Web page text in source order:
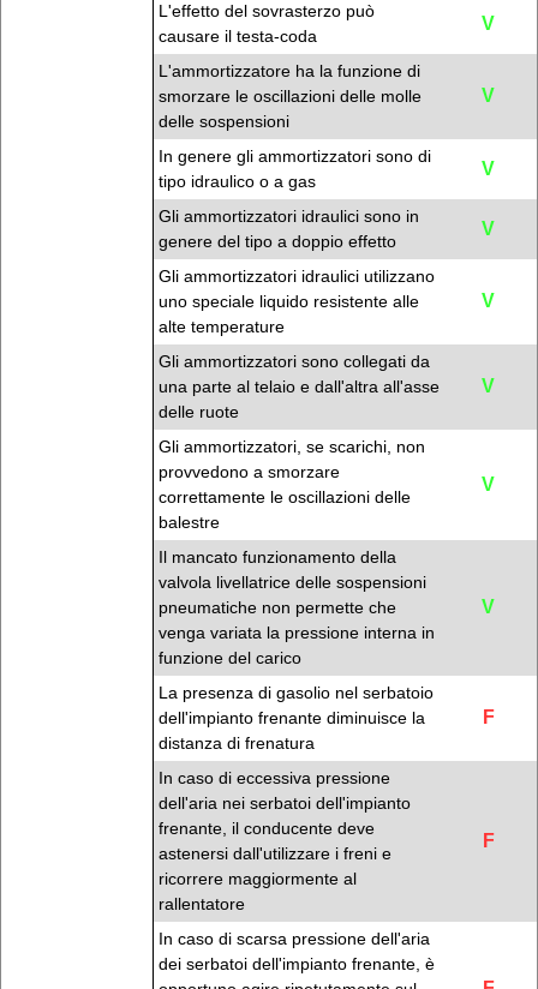
L'effetto del sovrasterzo può
causare il testa-coda
V
L'ammortizzatore ha la funzione di
smorzare le oscillazioni delle molle
delle sospensioni
V
In genere gli ammortizzatori sono di
tipo idraulico o a gas
V
Gli ammortizzatori idraulici sono in
genere del tipo a doppio effetto
V
Gli ammortizzatori idraulici utilizzano
uno speciale liquido resistente alle
alte temperature
V
Gli ammortizzatori sono collegati da
una parte al telaio e dall'altra all'asse
delle ruote
V
Gli ammortizzatori, se scarichi, non
provvedono a smorzare
correttamente le oscillazioni delle
balestre
V
Il mancato funzionamento della
valvola livellatrice delle sospensioni
pneumatiche non permette che
venga variata la pressione interna in
funzione del carico
V
La presenza di gasolio nel serbatoio
dell'impianto frenante diminuisce la
distanza di frenatura
F
In caso di eccessiva pressione
dell'aria nei serbatoi dell'impianto
frenante, il conducente deve
astenersi dall'utilizzare i freni e
ricorrere maggiormente al
rallentatore
F
In caso di scarsa pressione dell'aria
dei serbatoi dell'impianto frenante, è